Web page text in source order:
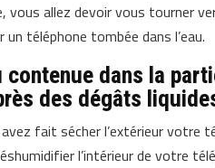
allez devoir vous tourner
téléphone tombée dans l’eau.
contenue dans la
des dégâts
fait sécher l’extérieur votre
l’intérieur de votre